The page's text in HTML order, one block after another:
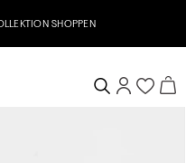
SHOPPEN